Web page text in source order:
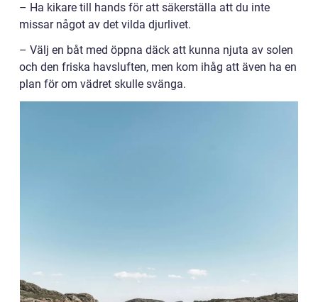
– Ha kikare till hands för att säkerställa att du inte
missar något av det vilda djurlivet.
– Välj en båt med öppna däck att kunna njuta av solen
och den friska havsluften, men kom ihåg att även ha en
plan för om vädret skulle svänga.